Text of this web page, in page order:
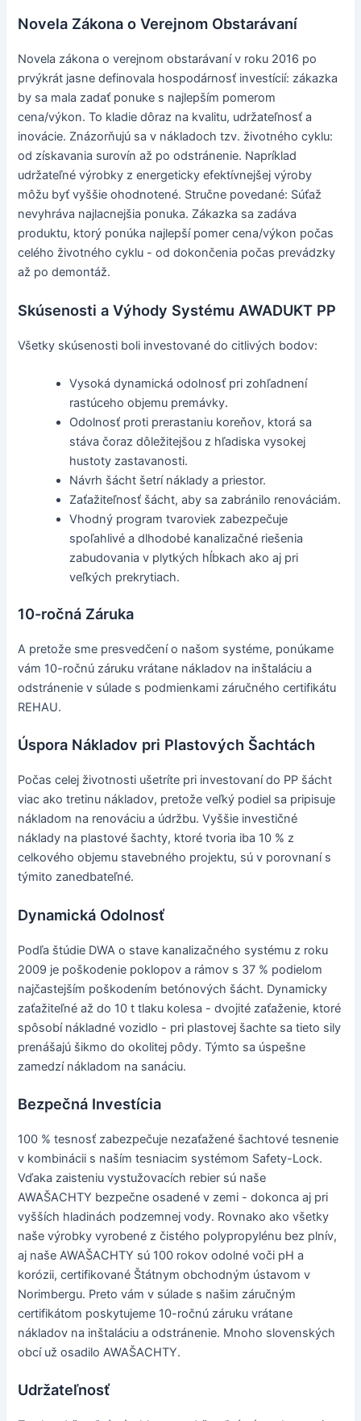
Novela Zákona o Verejnom Obstarávaní
Novela zákona o verejnom obstarávaní v roku 2016 po
prvýkrát jasne definovala hospodárnosť investícií: zákazka
by sa mala zadať ponuke s najlepším pomerom
cena/výkon. To kladie dôraz na kvalitu, udržateľnosť a
inovácie. Znázorňujú sa v nákladoch tzv. životného cyklu:
od získavania surovín až po odstránenie. Napríklad
udržateľné výrobky z energeticky efektívnejšej výroby
môžu byť vyššie ohodnotené. Stručne povedané: Súťaž
nevyhráva najlacnejšia ponuka. Zákazka sa zadáva
produktu, ktorý ponúka najlepší pomer cena/výkon počas
celého životného cyklu - od dokončenia počas prevádzky
až po demontáž.
Skúsenosti a Výhody Systému AWADUKT PP
Všetky skúsenosti boli investované do citlivých bodov:
Vysoká dynamická odolnosť pri zohľadnení
rastúceho objemu premávky.
Odolnosť proti prerastaniu koreňov, ktorá sa
stáva čoraz dôležitejšou z hľadiska vysokej
hustoty zastavanosti.
Návrh šácht šetrí náklady a priestor.
Zaťažiteľnosť šácht, aby sa zabránilo renováciám.
Vhodný program tvaroviek zabezpečuje
spoľahlivé a dlhodobé kanalizačné riešenia
zabudovania v plytkých hĺbkach ako aj pri
veľkých prekrytiach.
10-ročná Záruka
A pretože sme presvedčení o našom systéme, ponúkame
vám 10-ročnú záruku vrátane nákladov na inštaláciu a
odstránenie v súlade s podmienkami záručného certifikátu
REHAU.
Úspora Nákladov pri Plastových Šachtách
Počas celej životnosti ušetríte pri investovaní do PP šácht
viac ako tretinu nákladov, pretože veľký podiel sa pripisuje
nákladom na renováciu a údržbu. Vyššie investičné
náklady na plastové šachty, ktoré tvoria iba 10 % z
celkového objemu stavebného projektu, sú v porovnaní s
týmito zanedbateľné.
Dynamická Odolnosť
Podľa štúdie DWA o stave kanalizačného systému z roku
2009 je poškodenie poklopov a rámov s 37 % podielom
najčastejším poškodením betónových šácht. Dynamicky
zaťažiteľné až do 10 t tlaku kolesa - dvojité zaťaženie, ktoré
spôsobí nákladné vozidlo - pri plastovej šachte sa tieto sily
prenášajú šikmo do okolitej pôdy. Týmto sa úspešne
zamedzí nákladom na sanáciu.
Bezpečná Investícia
100 % tesnosť zabezpečuje nezaťažené šachtové tesnenie
v kombinácii s naším tesniacim systémom Safety-Lock.
Vďaka zaisteniu vystužovacích rebier sú naše
AWAŠACHTY bezpečne osadené v zemi - dokonca aj pri
vyšších hladinách podzemnej vody. Rovnako ako všetky
naše výrobky vyrobené z čistého polypropylénu bez plnív,
aj naše AWAŠACHTY sú 100 rokov odolné voči pH a
korózii, certifikované Štátnym obchodným ústavom v
Norimbergu. Preto vám v súlade s našim záručným
certifikátom poskytujeme 10-ročnú záruku vrátane
nákladov na inštaláciu a odstránenie. Mnoho slovenských
obcí už osadilo AWAŠACHTY.
Udržateľnosť